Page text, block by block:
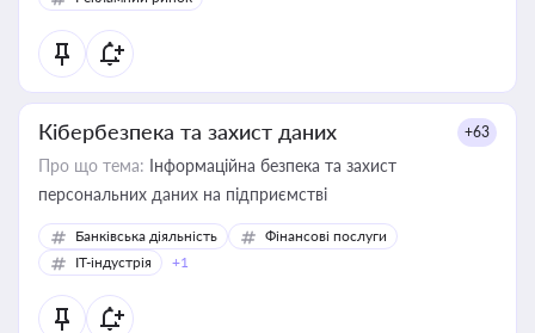
Кібербезпека та захист даних +63
Про що тема: Інформаційна безпека та захист
персональних даних на підприємстві
Банківська діяльність
Фінансові послуги
IT-індустрія
+1